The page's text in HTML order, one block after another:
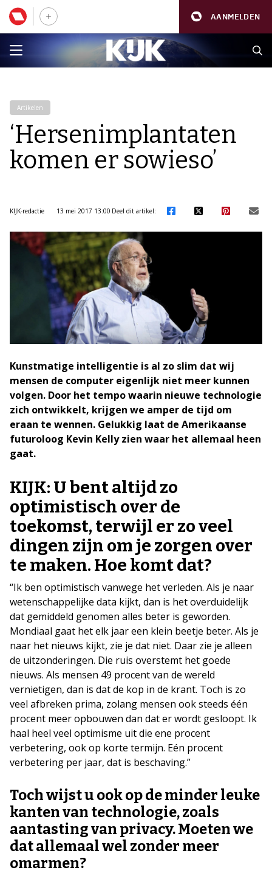
AANMELDEN
Artikelen
‘Hersenimplantaten
komen er sowieso’
KIJK-redactie 13 mei 2017 13:00 Deel dit artikel:
Kunstmatige intelligentie is al zo slim dat wij
mensen de computer eigenlijk niet meer kunnen
volgen. Door het tempo waarin nieuwe technologie
zich ontwikkelt, krijgen we amper de tijd om
eraan te wennen. Gelukkig laat de Amerikaanse
futuroloog Kevin Kelly zien waar het allemaal heen
gaat.
KIJK: U bent altijd zo
optimistisch over de
toekomst, terwijl er zo veel
dingen zijn om je zorgen over
te maken. Hoe komt dat?
“Ik ben optimistisch vanwege het verleden. Als je naar
wetenschappelijke data kijkt, dan is het overduidelijk
dat gemiddeld genomen alles beter is geworden.
Mondiaal gaat het elk jaar een klein beetje beter. Als je
naar het nieuws kijkt, zie je dat niet. Daar zie je alleen
de uitzonderingen. Die ruis overstemt het goede
nieuws. Als mensen 49 procent van de wereld
vernietigen, dan is dat de kop in de krant. Toch is zo
veel afbreken prima, zolang mensen ook steeds één
procent meer opbouwen dan dat er wordt gesloopt. Ik
haal heel veel optimisme uit die ene procent
verbetering, ook op korte termijn. Eén procent
verbetering per jaar, dat is beschaving.”
Toch wijst u ook op de minder leuke
kanten van technologie, zoals
aantasting van privacy. Moeten we
dat allemaal wel zonder meer
omarmen?